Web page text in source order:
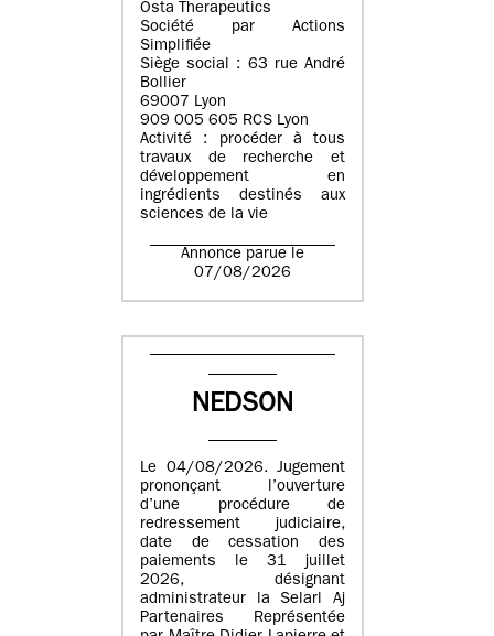
Osta Therapeutics
Société par Actions
Simplifiée
Siège social : 63 rue André
Bollier
69007 Lyon
909 005 605 RCS Lyon
Activité : procéder à tous
travaux de recherche et
développement en
ingrédients destinés aux
sciences de la vie
Annonce parue le
07/08/2026
NEDSON
Le 04/08/2026. Jugement
prononçant l’ouverture
d’une procédure de
redressement judiciaire,
date de cessation des
paiements le 31 juillet
2026, désignant
administrateur la Selarl Aj
Partenaires Représentée